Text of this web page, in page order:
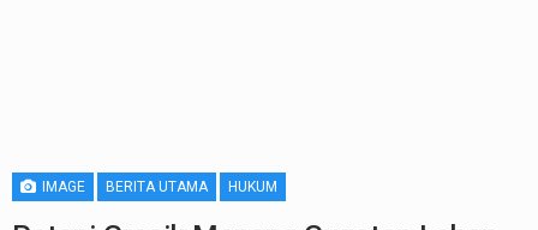
IMAGE BERITA UTAMA HUKUM